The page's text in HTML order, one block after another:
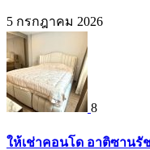
5 กรกฎาคม 2026
8
ให้เช่าคอนโด อาติซานรั